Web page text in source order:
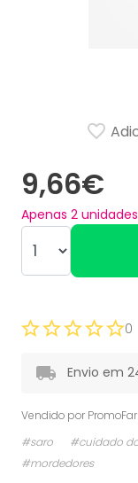
9,66€
Apenas 2
0
Envio em
Vendido por
#saro
#cuidado
#mordedores